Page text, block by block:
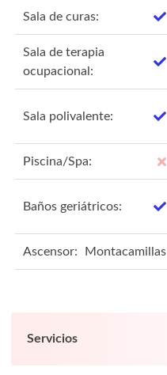
Sala de curas:
Sala de terapia
ocupacional:
Sala polivalente:
Piscina/Spa:
Baños geriátricos:
Ascensor: Montacamillas
Servicios